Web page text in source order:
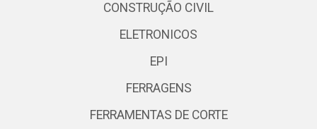
CONSTRUÇÃO CIVIL
ELETRONICOS
EPI
FERRAGENS
FERRAMENTAS DE CORTE